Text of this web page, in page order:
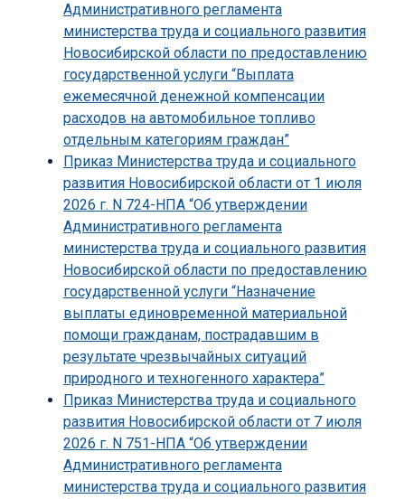
Административного регламента
министерства труда и социального развития
Новосибирской области по предоставлению
государственной услуги “Выплата
ежемесячной денежной компенсации
расходов на автомобильное топливо
отдельным категориям граждан”
Приказ Министерства труда и социального
развития Новосибирской области от 1 июля
2026 г. N 724-НПА “Об утверждении
Административного регламента
министерства труда и социального развития
Новосибирской области по предоставлению
государственной услуги “Назначение
выплаты единовременной материальной
помощи гражданам, пострадавшим в
результате чрезвычайных ситуаций
природного и техногенного характера”
Приказ Министерства труда и социального
развития Новосибирской области от 7 июля
2026 г. N 751-НПА “Об утверждении
Административного регламента
министерства труда и социального развития